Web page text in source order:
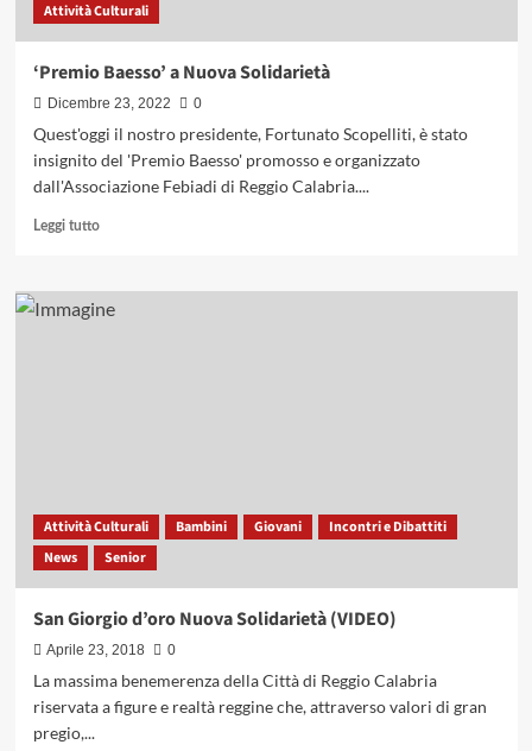
Attività Culturali
‘Premio Baesso’ a Nuova Solidarietà
Dicembre 23, 2022 0
Quest'oggi il nostro presidente, Fortunato Scopelliti, è stato
insignito del 'Premio Baesso' promosso e organizzato
dall'Associazione Febiadi di Reggio Calabria....
Leggi tuttoLeggi
su
‘Premio
Attività Culturali Bambini Giovani
Incontri e Dibattiti
News
Senior
San Giorgio d’oro Nuova Solidarietà (VIDEO)
Aprile 23, 2018 0
La massima benemerenza della Città di Reggio Calabria
riservata a figure e realtà reggine che, attraverso valori di gran
pregio,...